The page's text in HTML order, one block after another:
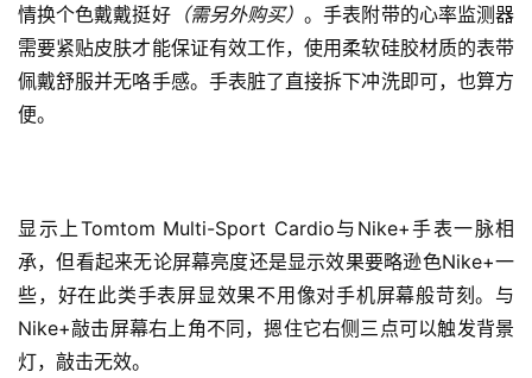
情换个色戴戴挺好（需另外购买）。手表附带的心率监测器
需要紧贴皮肤才能保证有效工作，使用柔软硅胶材质的表带
佩戴舒服并无咯手感。 手表脏了直接拆下冲洗即可，也算方
便。
显示上Tomtom Multi-Sport Cardio与Nike+手表一脉相
承，但看起来无论屏幕亮度还是显示效果要略逊色Nike+一
些，好在此类手表屏显效果不用像对手机屏幕般苛刻。与
Nike+敲击屏幕右上角不同，摁住它右侧三点可以触发背景
灯，敲击无效。